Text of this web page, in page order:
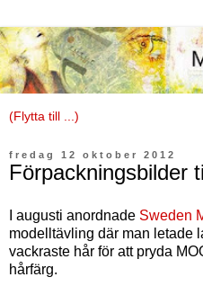
fredag 12 oktober 2012
Förpackningsbilder
I augusti anordnade Sweden
modelltävling där man letade
vackraste hår för att pryda
hårfärg.